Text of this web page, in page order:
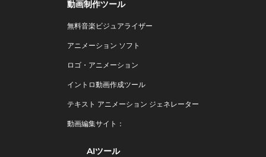
動画制作ツール
無料音楽ビジュアライザー
アニメーション ソフト
ロゴ・アニメーション
イントロ動画作成ツール
テキスト アニメーション ジェネレーター
動画編集サイト：
AIツール